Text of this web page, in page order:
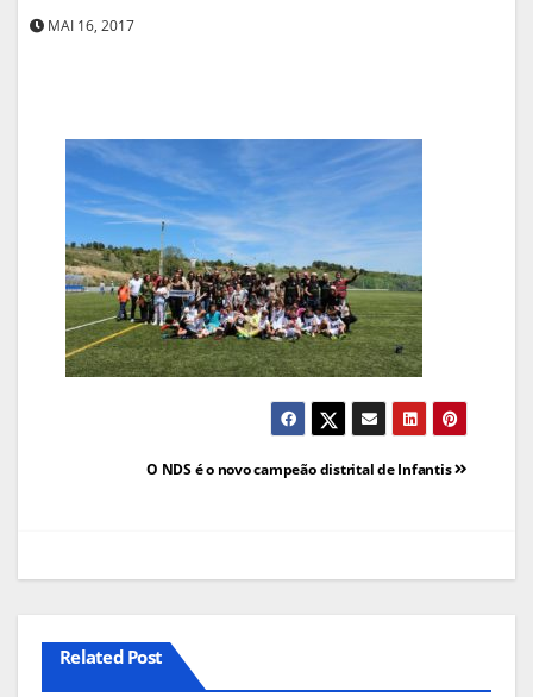
MAI 16, 2017
Navegação
O NDS é o novo campeão distrital de Infantis
Related Post